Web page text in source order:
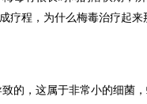
疗程，为什么梅毒治疗起来
的，这属于非常小的细菌